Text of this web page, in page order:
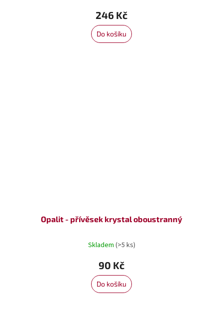
246 Kč
Do košíku
Opalit - přívěsek krystal oboustranný
Skladem (>5 ks)
90 Kč
Do košíku